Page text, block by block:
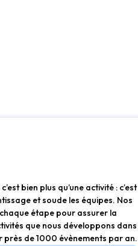
bien plus qu’une activité : c’est
et soude les équipes. Nos
étape pour assurer la
que nous développons dans
près de 1000 évènements par an.